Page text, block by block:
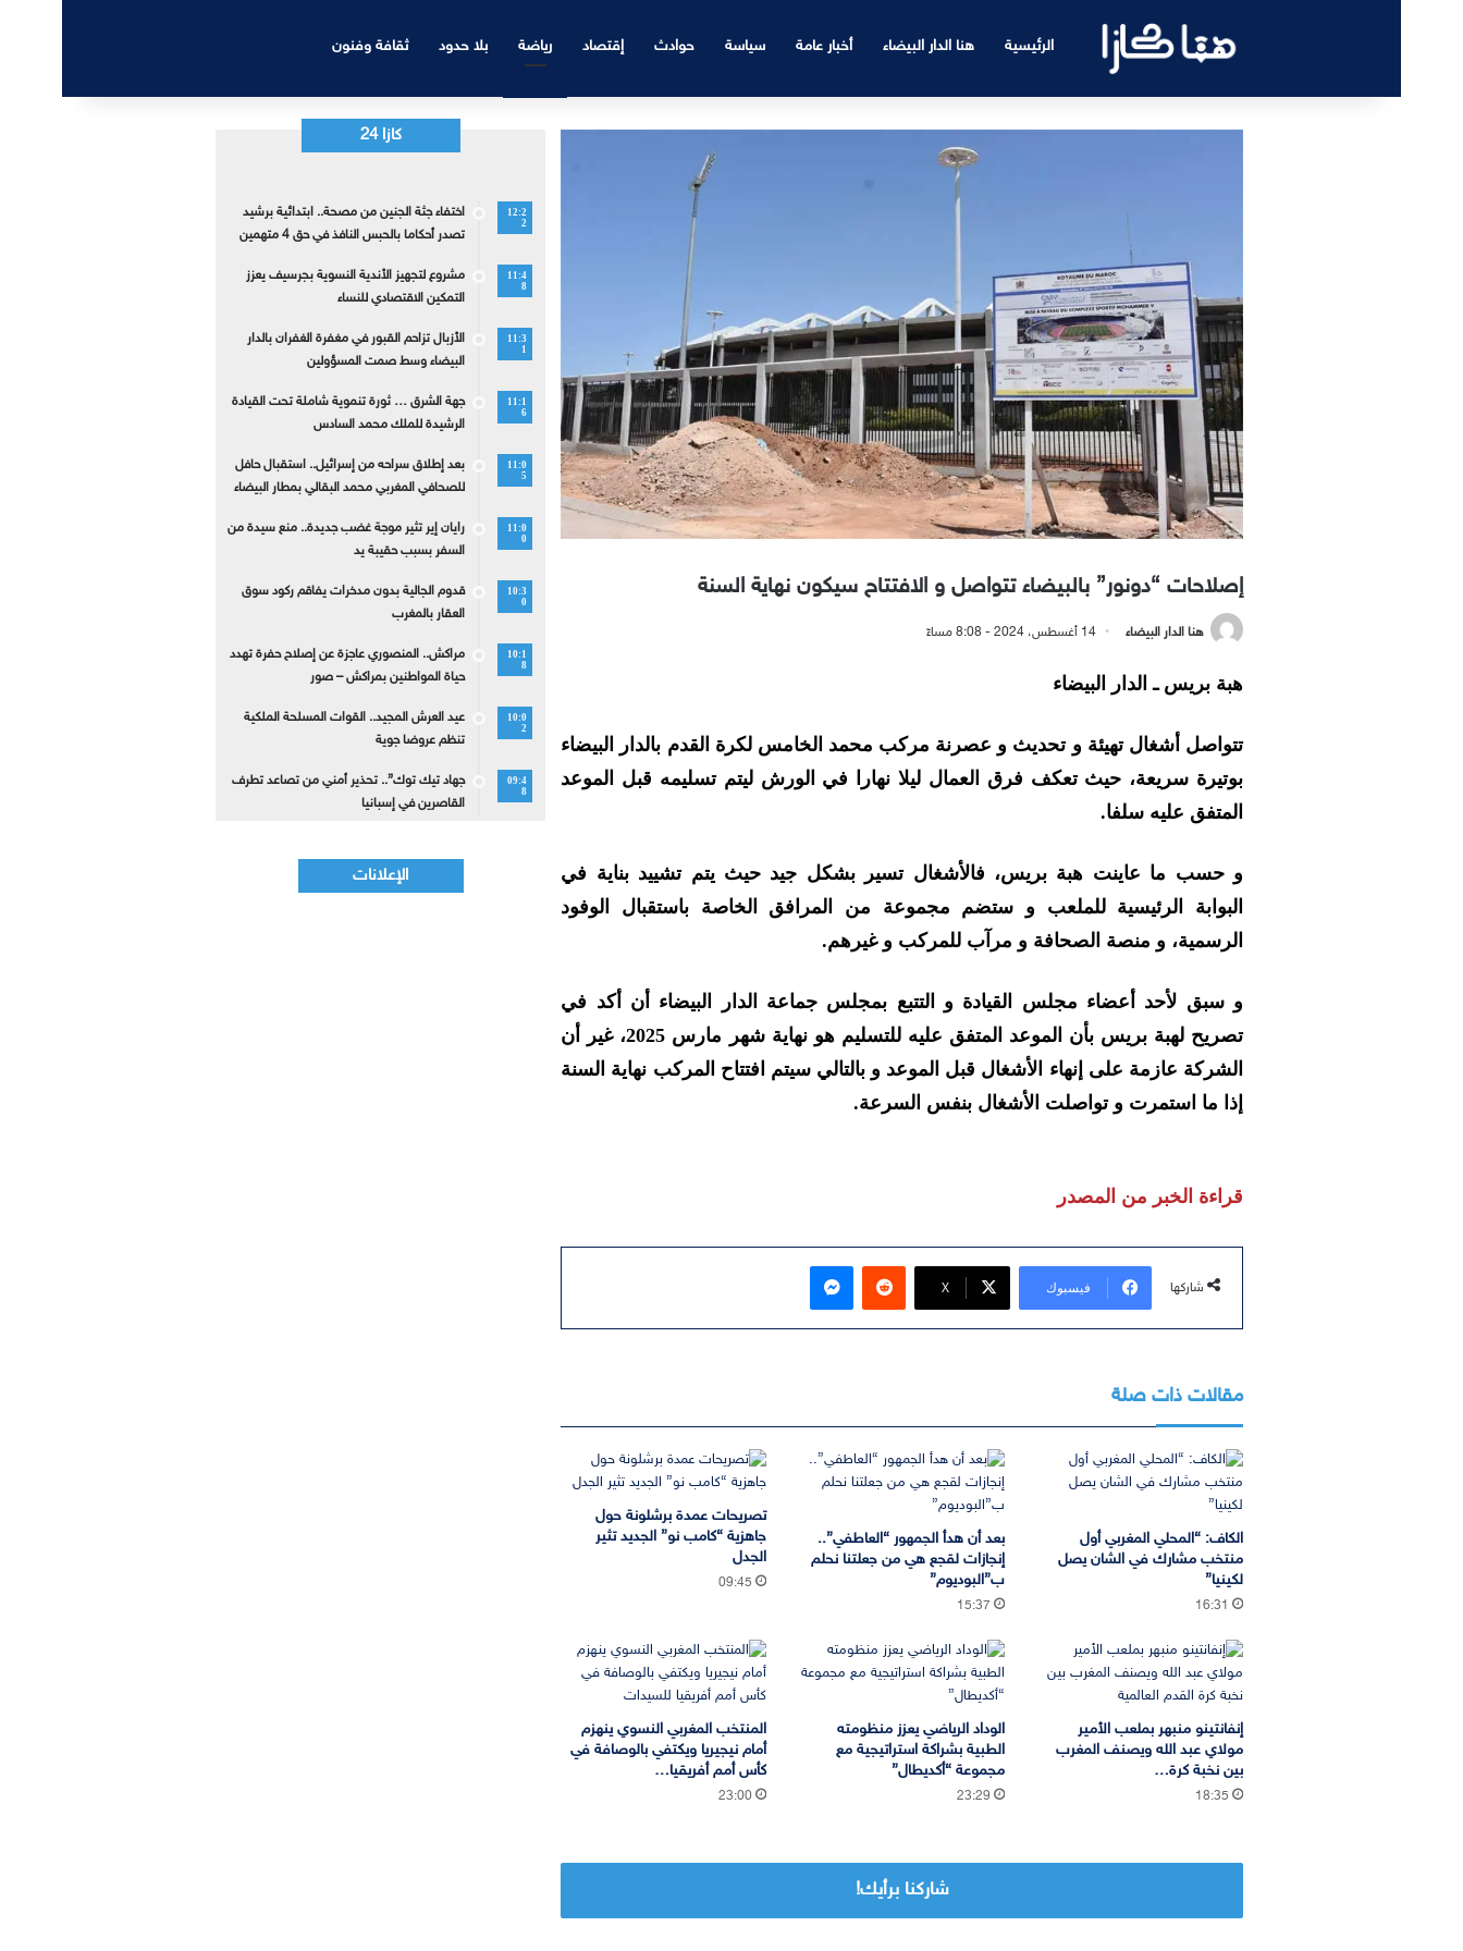
الرئيسية هنا الدار البيضاء أخبار عامة سياسة حوادث إقتصاد رياضة بلا حدود ثقافة وفنون
إصلاحات “دونور” بالبيضاء تتواصل و الافتتاح سيكون نهاية السنة
هنا الدار البيضاء 14 أغسطس، 2024 - 8:08 مساءً
هبة بريس ـ الدار البيضاء
تتواصل أشغال تهيئة و تحديث و عصرنة مركب محمد الخامس لكرة القدم بالدار البيضاء
بوتيرة سريعة، حيث تعكف فرق العمال ليلا نهارا في الورش ليتم تسليمه قبل الموعد
المتفق عليه سلفا.
و حسب ما عاينت هبة بريس، فالأشغال تسير بشكل جيد حيث يتم تشييد بناية في
البوابة الرئيسية للملعب و ستضم مجموعة من المرافق الخاصة باستقبال الوفود
الرسمية، و منصة الصحافة و مرآب للمركب و غيرهم.
و سبق لأحد أعضاء مجلس القيادة و التتبع بمجلس جماعة الدار البيضاء أن أكد في
تصريح لهبة بريس بأن الموعد المتفق عليه للتسليم هو نهاية شهر مارس 2025، غير أن
الشركة عازمة على إنهاء الأشغال قبل الموعد و بالتالي سيتم افتتاح المركب نهاية السنة
إذا ما استمرت و تواصلت الأشغال بنفس السرعة.
قراءة الخبر من المصدر
شاركها فيسبوك ‫X
ماسنجر
مقالات ذات صلة
الكاف: “المحلي المغربي أول
منتخب مشارك في الشان يصل
لكينيا”
16:31
بعد أن هدأ الجمهور “العاطفي”..
إنجازات لقجع هي من جعلتنا نحلم
ب”البوديوم”
15:37
تصريحات عمدة برشلونة حول
جاهزية “كامب نو” الجديد تثير
الجدل
09:45
إنفانتينو منبهر بملعب الأمير
مولاي عبد الله ويصنف المغرب
بين نخبة كرة…
18:35
الوداد الرياضي يعزز منظومته
الطبية بشراكة استراتيجية مع
مجموعة “أكديطال”
23:29
المنتخب المغربي النسوي ينهزم
أمام نيجيريا ويكتفي بالوصافة في
كأس أمم أفريقيا…
23:00
شاركنا برأيك!
كازا 24
12:2
2
اختفاء جثة الجنين من مصحة.. ابتدائية برشيد
تصدر أحكاما بالحبس النافذ في حق 4 متهمين
11:4
8
مشروع لتجهيز الأندية النسوية بجرسيف يعزز
التمكين الاقتصادي للنساء
11:3
1
الأزبال تزاحم القبور في مغفرة الغفران بالدار
البيضاء وسط صمت المسؤولين
11:1
6
جهة الشرق … ثورة تنموية شاملة تحت القيادة
الرشيدة للملك محمد السادس
11:0
5
بعد إطلاق سراحه من إسرائيل.. استقبال حافل
للصحافي المغربي محمد البقالي بمطار البيضاء
11:0
0
رايان إير تثير موجة غضب جديدة.. منع سيدة من
السفر بسبب حقيبة يد
10:3
0
قدوم الجالية بدون مدخرات يفاقم ركود سوق
العقار بالمغرب
10:1
8
مراكش.. المنصوري عاجزة عن إصلاح حفرة تهدد
حياة المواطنين بمراكش – صور
10:0
2
عيد العرش المجيد.. القوات المسلحة الملكية
تنظم عروضا جوية
09:4
8
جهاد تيك توك”.. تحذير أمني من تصاعد تطرف
القاصرين في إسبانيا
الإعلانات